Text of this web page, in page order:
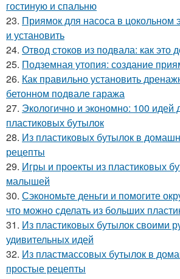
гостиную и спальню
23. Приямок для насоса в цокольном
и установить
24. Отвод стоков из подвала: как это
25. Подземная утопия: создание
26. Как правильно установить
бетонном подвале гаража
27. Экологично и экономно: 100 идей
пластиковых бутылок
28. Из пластиковых бутылок в
рецепты
29. Игры и проекты из пластиковых
малышей
30. Сэкономьте деньги и помогите
что можно сделать из больших
31. Из пластиковых бутылок своими
удивительных идей
32. Из пластмассовых бутылок в
простые рецепты